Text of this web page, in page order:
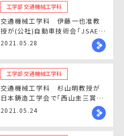
工学部 交通機械工学科
交通機械工学科 伊藤一也准教
授が(公社)自動車技術会「JSAEフ
ェローエンジニア」に認定されま
2021.05.28
工学部 交通機械工学科
交通機械工学科 杉山明教授が
日本鋳造工学会で「西山圭三賞」
を受賞しました
2021.05.24